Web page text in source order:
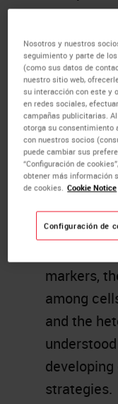
focus in
addresses
to assess
(protein
markers)
within a
markers,
among
and the
strategies.
Nosotros y nuestros
seguimiento y parte de
(como sus datos de
nuestro sitio web,
su interacción con este y
en redes sociales,
campañas publicitarias.
otorga su consentimiento
con nuestros socios
puede cambiar sus
“Configuración de
obtener más información
de cookies. Cookie Notice
Configuración de